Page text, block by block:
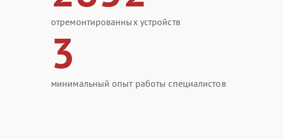
отремонтированных устройств
3
минимальный опыт работы специалистов